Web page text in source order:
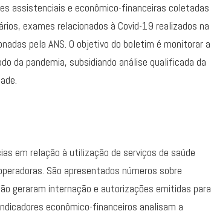
assistenciais e econômico-financeiras coletadas
exames relacionados à Covid-19 realizados na
pela ANS. O objetivo do boletim é monitorar a
da pandemia, subsidiando análise qualificada da
em relação à utilização de serviços de saúde
São apresentados números sobre
geraram internação e autorizações emitidas para
econômico-financeiros analisam a